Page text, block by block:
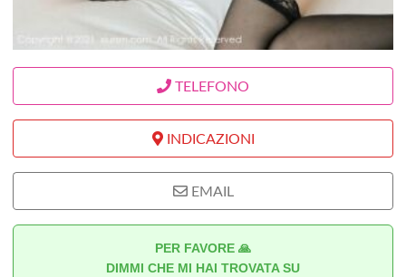
TELEFONO
INDICAZIONI
EMAIL
PER FAVORE 🙏
DIMMI CHE MI HAI TROVATA SU